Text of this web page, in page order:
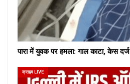
पारा में युवक पर हमला: गाल काटा, केस दर्ज
क्राइम LIVE